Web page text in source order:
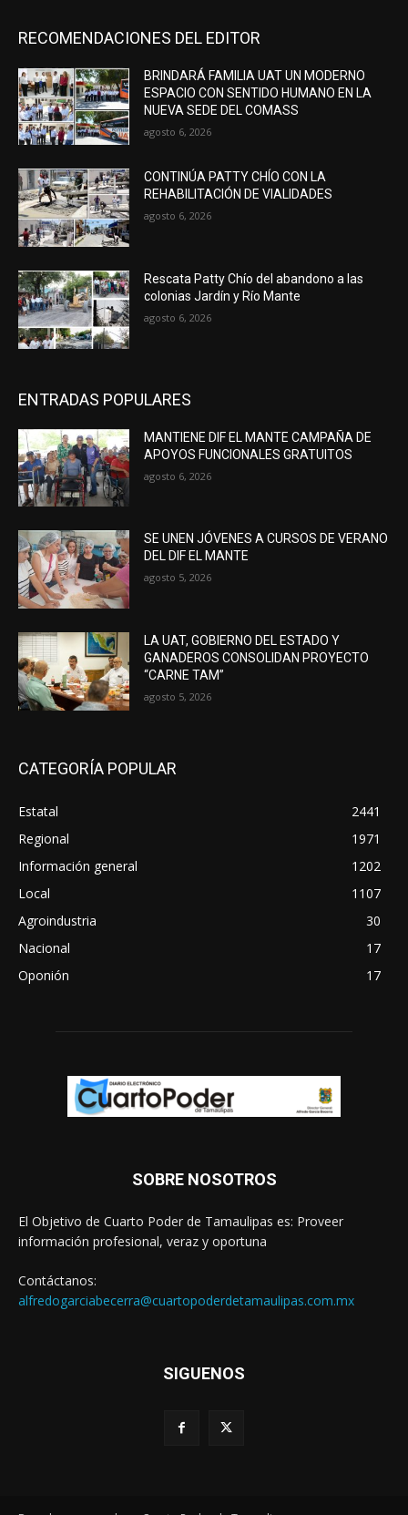
RECOMENDACIONES DEL EDITOR
BRINDARÁ FAMILIA UAT UN MODERNO
ESPACIO CON SENTIDO HUMANO EN LA
NUEVA SEDE DEL COMASS
agosto 6, 2026
CONTINÚA PATTY CHÍO CON LA
REHABILITACIÓN DE VIALIDADES
agosto 6, 2026
Rescata Patty Chío del abandono a las
colonias Jardín y Río Mante
agosto 6, 2026
ENTRADAS POPULARES
MANTIENE DIF EL MANTE CAMPAÑA DE
APOYOS FUNCIONALES GRATUITOS
agosto 6, 2026
SE UNEN JÓVENES A CURSOS DE VERANO
DEL DIF EL MANTE
agosto 5, 2026
LA UAT, GOBIERNO DEL ESTADO Y
GANADEROS CONSOLIDAN PROYECTO
“CARNE TAM”
agosto 5, 2026
CATEGORÍA POPULAR
Estatal
2441
Regional
1971
Información general
1202
Local
1107
Agroindustria
30
Nacional
17
Oponión
17
SOBRE NOSOTROS
El Objetivo de Cuarto Poder de Tamaulipas es: Proveer
información profesional, veraz y oportuna
Contáctanos:
alfredogarciabecerra@cuartopoderdetamaulipas.com.mx
SIGUENOS